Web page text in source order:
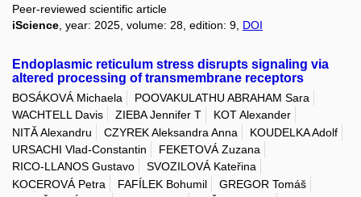
Peer-reviewed scientific article
iScience , year: 2025, volume: 28, edition: 9, DOI
Endoplasmic reticulum stress disrupts signaling via
altered processing of transmembrane receptors
BOSÁKOVÁ Michaela
POOVAKULATHU ABRAHAM Sara
WACHTELL Davis
ZIEBA Jennifer T
KOT Alexander
NITĂ Alexandru
CZYREK Aleksandra Anna
KOUDELKA Adolf
URSACHI Vlad-Constantin
FEKETOVÁ Zuzana
RICO-LLANOS Gustavo
SVOZILOVÁ Kateřina
KOCEROVÁ Petra
FAFÍLEK Bohumil
GREGOR Tomáš